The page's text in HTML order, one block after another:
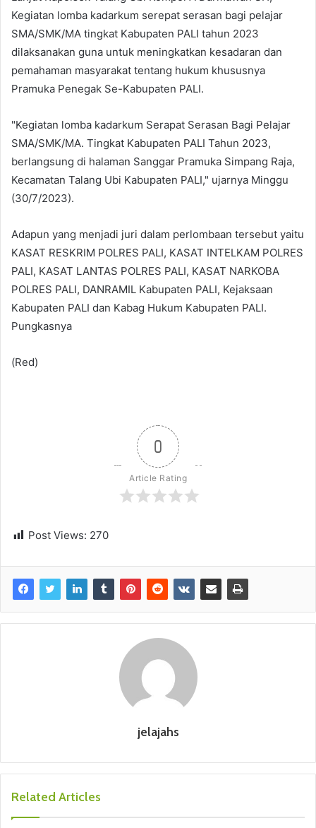
Kegiatan lomba kadarkum serepat serasan bagi pelajar
SMA/SMK/MA tingkat Kabupaten PALI tahun 2023
dilaksanakan guna untuk meningkatkan kesadaran dan
pemahaman masyarakat tentang hukum khususnya
Pramuka Penegak Se-Kabupaten PALI.
"Kegiatan lomba kadarkum Serapat Serasan Bagi Pelajar
SMA/SMK/MA. Tingkat Kabupaten PALI Tahun 2023,
berlangsung di halaman Sanggar Pramuka Simpang Raja,
Kecamatan Talang Ubi Kabupaten PALI," ujarnya Minggu
(30/7/2023).
Adapun yang menjadi juri dalam perlombaan tersebut yaitu
KASAT RESKRIM POLRES PALI, KASAT INTELKAM POLRES
PALI, KASAT LANTAS POLRES PALI, KASAT NARKOBA
POLRES PALI, DANRAMIL Kabupaten PALI, Kejaksaan
Kabupaten PALI dan Kabag Hukum Kabupaten PALI.
Pungkasnya
(Red)
0
Article Rating
Post Views: 270
jelajahs
Related Articles